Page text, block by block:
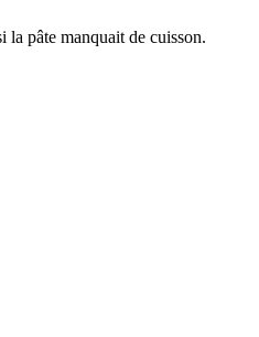
la pâte manquait de cuisson.